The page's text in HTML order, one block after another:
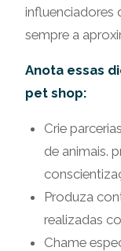
influenciadores
sempre a
Anota essas
pet shop:
Crie
de animais.
Produza
realizadas
Chame